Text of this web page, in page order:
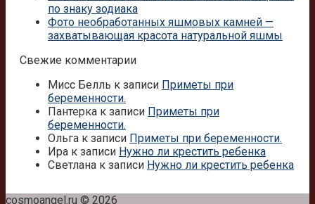
по знаку зодиака
Фото необработанных яшмовых камней —
захватывающая красота натуральной яшмы
Свежие комментарии
Мисс Белль к записи Приметы при
беременности.
Пантерка к записи Приметы при
беременности.
Ольга к записи Приметы при беременности.
Ира к записи Нужно ли крестить ребенка
Светлана к записи Нужно ли крестить ребенка
cosmoangel.ru © 2026